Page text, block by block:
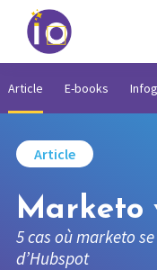
Vos enjeux
Académie
Ressources
Agenda
Article E-books
Article
Marketo
5 cas où marketo
d’Hubspot